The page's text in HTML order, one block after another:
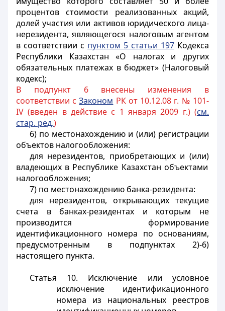
процентов стоимости реализованных акций,
долей участия или активов юридического лица-
нерезидента, являющегося налоговым агентом
в соответствии с пунктом 5 статьи 197 Кодекса
Республики Казахстан «О налогах и других
обязательных платежах в бюджет» (Налоговый
кодекс);
В подпункт 6 внесены изменения в
соответствии сЗаконом РК от 10.12.08 г. № 101-
IV (введен в действие с 1 января 2009 г.) (см.
стар. ред.)
6) по местонахождению и (или) регистрации
объектов налогообложения:
для нерезидентов, приобретающих и (или)
владеющих в Республике Казахстан объектами
налогообложения;
7) по местонахождению банка-резидента:
для нерезидентов, открывающих текущие
счета в банках-резидентах и которым не
производится формирование
идентификационного номера по основаниям,
предусмотренным в подпунктах 2)-6)
настоящего пункта.
Статья 10. Исключение или условное
исключение идентификационного
номера из национальных реестров